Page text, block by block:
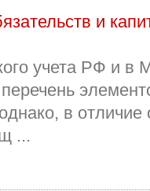
и
учета РФ и
в
...